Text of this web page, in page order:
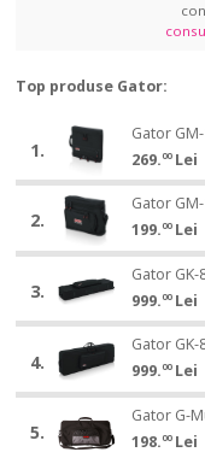
Top produse Gator:
GM-
1W
Wireless
System
Lightweight
Case
1.
Gator
GM-
1W
EVA
Wireless
System
Lightweight
Gator
269. 00 Lei
GM-
1W
System
Bag
2.
Gator
GM-
1W
Wireless
System
Bag
Gator
199. 00 Lei
GK-
88
Lightweight
Keyboard
Case
3.
Gator
GK-
88
Slim
-
Lightweight
Keyboard
Gator
999. 00 Lei
GK-
88-
Lightweight
Keyboard
4.
Gator
GK-
88-
Lightweight
Keyboard
Gator
999. 00 Lei
G-5.
Gator
G-
Gator G-
198. 00 Lei